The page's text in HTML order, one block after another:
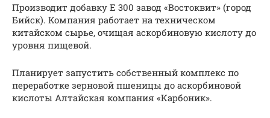
Производит добавку E 300 завод «Востоквит» (город
Бийск). Компания работает на техническом
китайском сырье, очищая аскорбиновую кислоту до
уровня пищевой.
Планирует запустить собственный комплекс по
переработке зерновой пшеницы до аскорбиновой
кислоты Алтайская компания «Карбоник».